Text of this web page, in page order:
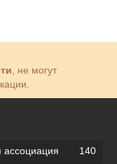
, не могут
ассоциация
140